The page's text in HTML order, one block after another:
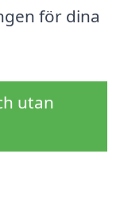
för dina
utan